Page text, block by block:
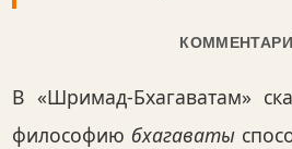
В «Шримад-Бхагаватам»
философию бхагаваты